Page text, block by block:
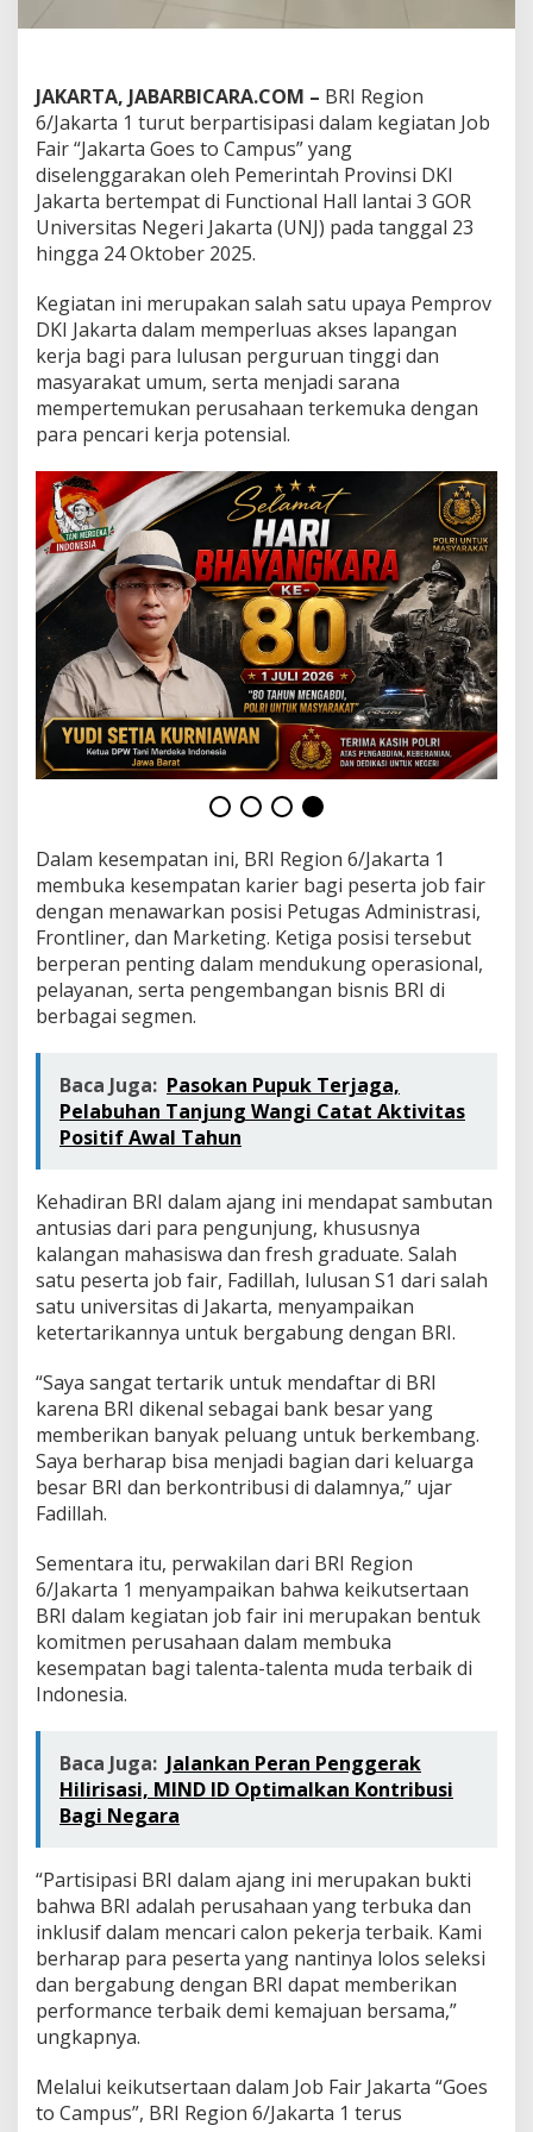
t
B
r
p
a
r
t
i
s
p
a
s
i
d
a
l
m
J
F
a
i
a
a
r
t
a
"
G
e
s
t
o
C
a
m
”
d
i
U
v
e
r
s
i
t
a
N
g
e
i
a
r
a
JAKARTA, JABARBICARA.COM – BRI Region
6/Jakarta 1 turut berpartisipasi dalam kegiatan Job
Fair “Jakarta Goes to Campus” yang
diselenggarakan oleh Pemerintah Provinsi DKI
Jakarta bertempat di Functional Hall lantai 3 GOR
Universitas Negeri Jakarta (UNJ) pada tanggal 23
hingga 24 Oktober 2025.
Kegiatan ini merupakan salah satu upaya Pemprov
DKI Jakarta dalam memperluas akses lapangan
kerja bagi para lulusan perguruan tinggi dan
masyarakat umum, serta menjadi sarana
mempertemukan perusahaan terkemuka dengan
para pencari kerja potensial.
Dalam kesempatan ini, BRI Region 6/Jakarta 1
membuka kesempatan karier bagi peserta job fair
dengan menawarkan posisi Petugas Administrasi,
Frontliner, dan Marketing. Ketiga posisi tersebut
berperan penting dalam mendukung operasional,
pelayanan, serta pengembangan bisnis BRI di
berbagai segmen.
Baca Juga: Pasokan Pupuk Terjaga,
Pelabuhan Tanjung Wangi Catat Aktivitas
Positif Awal Tahun
Kehadiran BRI dalam ajang ini mendapat sambutan
antusias dari para pengunjung, khususnya
kalangan mahasiswa dan fresh graduate. Salah
satu peserta job fair, Fadillah, lulusan S1 dari salah
satu universitas di Jakarta, menyampaikan
ketertarikannya untuk bergabung dengan BRI.
“Saya sangat tertarik untuk mendaftar di BRI
karena BRI dikenal sebagai bank besar yang
memberikan banyak peluang untuk berkembang.
Saya berharap bisa menjadi bagian dari keluarga
besar BRI dan berkontribusi di dalamnya,” ujar
Fadillah.
Sementara itu, perwakilan dari BRI Region
6/Jakarta 1 menyampaikan bahwa keikutsertaan
BRI dalam kegiatan job fair ini merupakan bentuk
komitmen perusahaan dalam membuka
kesempatan bagi talenta-talenta muda terbaik di
Indonesia.
Baca Juga: Jalankan Peran Penggerak
Hilirisasi, MIND ID Optimalkan Kontribusi
Bagi Negara
“Partisipasi BRI dalam ajang ini merupakan bukti
bahwa BRI adalah perusahaan yang terbuka dan
inklusif dalam mencari calon pekerja terbaik. Kami
berharap para peserta yang nantinya lolos seleksi
dan bergabung dengan BRI dapat memberikan
performance terbaik demi kemajuan bersama,”
ungkapnya.
Melalui keikutsertaan dalam Job Fair Jakarta “Goes
to Campus”, BRI Region 6/Jakarta 1 terus